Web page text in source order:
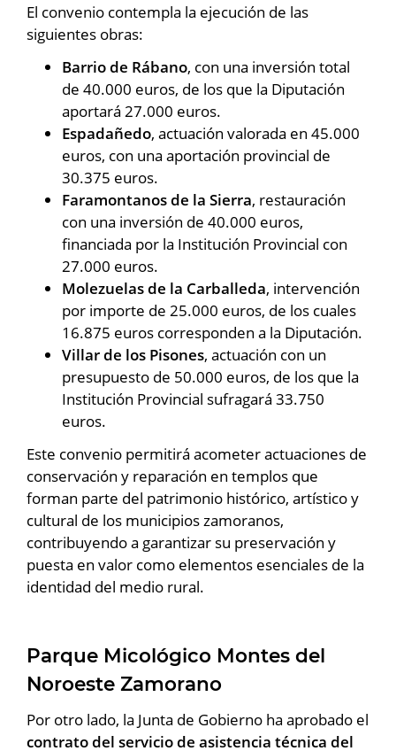
El convenio contempla la ejecución de las
siguientes obras:
Barrio de Rábano, con una inversión total
de 40.000 euros, de los que la Diputación
aportará 27.000 euros.
Espadañedo, actuación valorada en 45.000
euros, con una aportación provincial de
30.375 euros.
Faramontanos de la Sierra, restauración
con una inversión de 40.000 euros,
financiada por la Institución Provincial con
27.000 euros.
Molezuelas de la Carballeda, intervención
por importe de 25.000 euros, de los cuales
16.875 euros corresponden a la Diputación.
Villar de los Pisones, actuación con un
presupuesto de 50.000 euros, de los que la
Institución Provincial sufragará 33.750
euros.
Este convenio permitirá acometer actuaciones de
conservación y reparación en templos que
forman parte del patrimonio histórico, artístico y
cultural de los municipios zamoranos,
contribuyendo a garantizar su preservación y
puesta en valor como elementos esenciales de la
identidad del medio rural.
Parque Micológico Montes del
Noroeste Zamorano
Por otro lado, la Junta de Gobierno ha aprobado el
contrato del servicio de asistencia técnica del